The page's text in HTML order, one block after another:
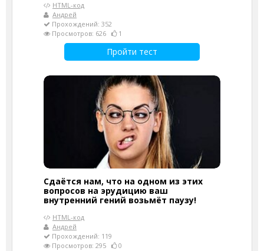
HTML-код
Андрей
Прохождений: 352
Просмотров: 626
1
Пройти тест
Сдаётся нам, что на одном из этих
вопросов на эрудицию ваш
внутренний гений возьмёт паузу!
HTML-код
Андрей
Прохождений: 119
Просмотров: 295
0